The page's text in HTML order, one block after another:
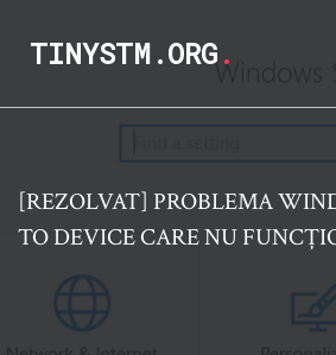
TINYSTM.ORG.
[REZOLVAT] PROBLEMA
TO DEVICE CARE NU